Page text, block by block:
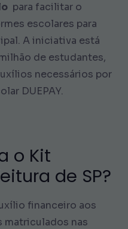
para facilitar o
escolares para
A iniciativa está
de estudantes,
necessários por
DUEPAY.
o Kit
de SP?
financeiro aos
matriculados nas